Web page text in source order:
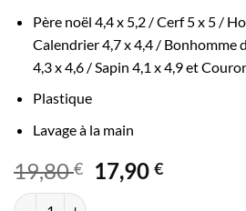
Père noël 4,4 x 5,2 / Cerf 5 x 5 /
Calendrier 4,7 x 4,4 / Bonhomme
4,3 x 4,6 / Sapin 4,1 x 4,9 et
Plastique
Lavage à la main
19,80€
Le
prix
17,90€Le
quantité de Emporte-Pièces Noël Lot